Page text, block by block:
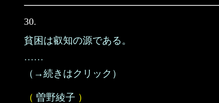
30.
貧困は叡知の源である。
……
（→続きはクリック）
（ 曽野綾子 ）